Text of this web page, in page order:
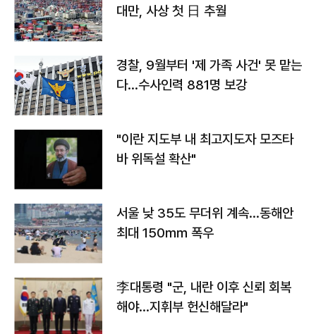
대만, 사상 첫 日 추월
경찰, 9월부터 '제 가족 사건' 못 맡는
다…수사인력 881명 보강
"이란 지도부 내 최고지도자 모즈타
바 위독설 확산"
서울 낮 35도 무더위 계속…동해안
최대 150㎜ 폭우
李대통령 "군, 내란 이후 신뢰 회복
해야…지휘부 헌신해달라"